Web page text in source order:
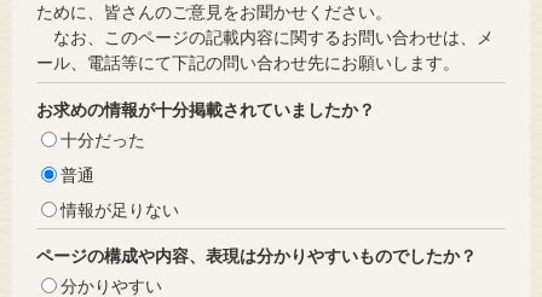
ために、皆さんのご意見をお聞かせください。
なお、このページの記載内容に関するお問い合わせは、メ
ール、電話等にて下記の問い合わせ先にお願いします。
お求めの情報が十分掲載されていましたか？
十分だった
普通
情報が足りない
ページの構成や内容、表現は分かりやすいものでしたか？
分かりやすい